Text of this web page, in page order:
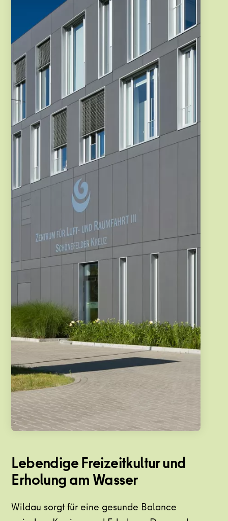
Lebendige Freizeitkultur und
Erholung am Wasser
Wildau sorgt für eine gesunde Balance